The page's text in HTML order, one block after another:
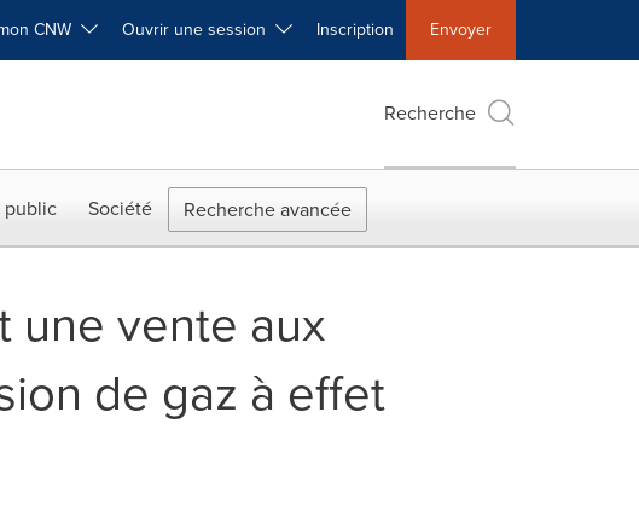
CNW Ouvrir une session Inscription Envoyer
Recherche
public Société Recherche avancée
une vente aux
de gaz à effet